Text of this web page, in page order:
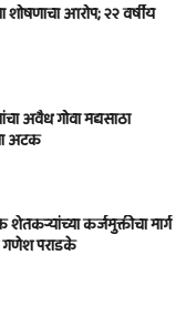
आरोप; २२ वर्षीय
अवैध गोवा मद्यसाठा
अटक
कर्जमुक्तीचा मार्ग
गणेश पराडके